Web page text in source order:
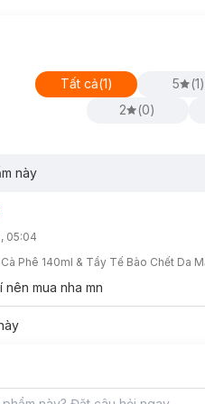
tia UV, ô nhiễm môi trường và khói
sulfate, không dầu khoáng,
tiếp, nơi có nhiệt độ cao hoặc ẩm
dụng.
Việt Nam
Tất cả(1) 5 (1)
2
(0)
này
05:04
Phê 140ml & Tẩy Tế Bào Chết Da
nên mua nha mn